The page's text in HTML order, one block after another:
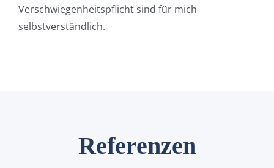
Verschwiegenheitspflicht sind für mich
selbstverständlich.
Referenzen